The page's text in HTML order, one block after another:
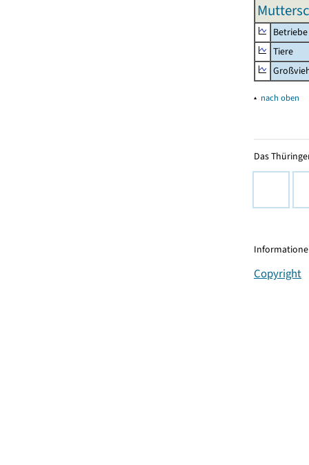
Betriebe
Tiere
▴ nach oben
Das
Copyright